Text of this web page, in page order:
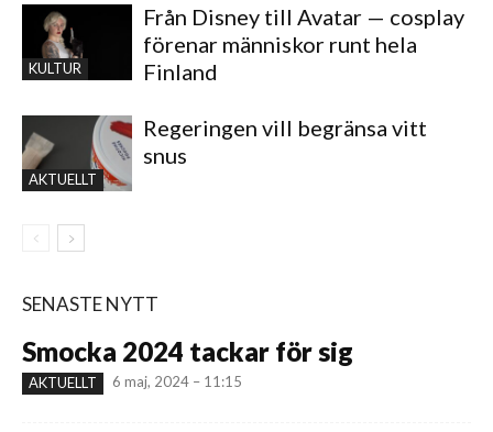
KULTUR
Från Disney till Avatar — cosplay
förenar människor runt hela
Finland
AKTUELLT
Regeringen vill begränsa vitt
snus
SENASTE NYTT
Smocka 2024 tackar för sig
AKTUELLT 6 maj, 2024 – 11:15